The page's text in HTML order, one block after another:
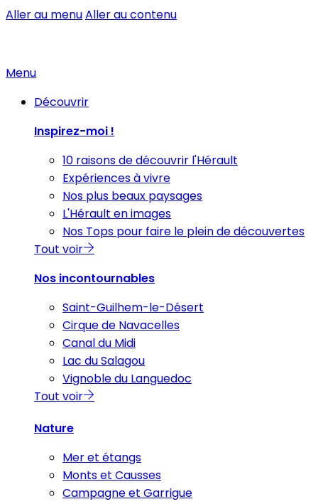
Aller au menuAller au contenu
Menu
Découvrir
Inspirez-moi !
10 raisons de découvrir l'Hérault
Expériences à vivre
Nos plus beaux paysages
L'Hérault en images
Nos Tops pour faire le plein de découvertes
Tout voir
Nos incontournables
Saint-Guilhem-le-Désert
Cirque de Navacelles
Canal du Midi
Lac du Salagou
Vignoble du Languedoc
Tout voir
Nature
Mer et étangs
Monts et Causses
Campagne et Garrigue